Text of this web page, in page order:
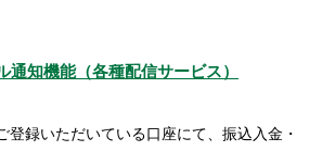
通知機能（各種配信サービス）
登録いただいている口座にて、振込入金・